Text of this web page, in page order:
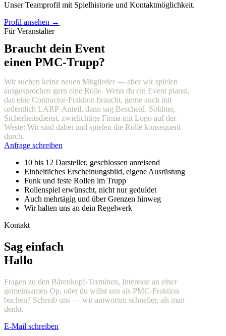
Unser Teamprofil mit Spielhistorie und Kontaktmöglichkeit.
Profil ansehen →
Für Veranstalter
Braucht dein Event
einen PMC-Trupp?
Wir suchen keine neuen Mitglieder — aber wir spielen
ausgesprochen gern eine Rolle. Wenn du ein Event planst,
das eine Contractor-Fraktion braucht, gerne auch mit
ordentlich LARP-Anteil, dann sag Bescheid. Söldner,
Sicherheitsdienst, zwielichtige Firma mit Logo auf der
Weste: Wir sind dabei und spielen die Rolle konsequent
durch.
Anfrage schreiben
10 bis 12 Darsteller, geschlossen anreisend
Einheitliches Erscheinungsbild, eigene Ausrüstung
Funk und feste Rollen im Trupp
Rollenspiel erwünscht, nicht nur geduldet
Auch mehrtägig und über Grenzen hinweg
Wir halten uns an dein Regelwerk
Kontakt
Sag einfach
Hallo
Fragen zu den Bärenkopf-Terminen, Interesse an einer
gemeinsamen Op, oder du willst uns als PMC-Fraktion
buchen? Schreib uns — wir antworten schneller, als man
denkt.
E-Mail schreiben